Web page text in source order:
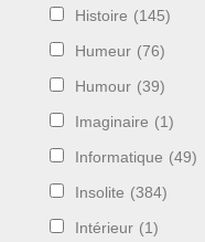
Histoire (145)
Humeur (76)
Humour (39)
Imaginaire (1)
Informatique (49)
Insolite (384)
Intérieur (1)